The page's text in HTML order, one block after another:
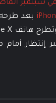
سبتمبر
بعد طرحه
إنتظار